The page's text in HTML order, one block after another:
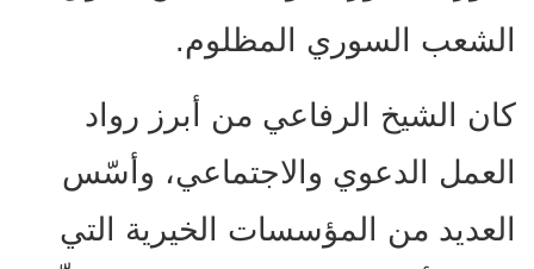
الشعب السوري المظلوم.
كان الشيخ الرفاعي من أبرز رواد
العمل الدعوي والاجتماعي، وأسّس
العديد من المؤسسات الخيرية التي